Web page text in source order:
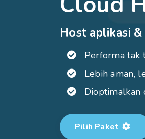
Host aplikasi
Performa tak
Lebih aman,
Dioptimalkan
Pilih Paket